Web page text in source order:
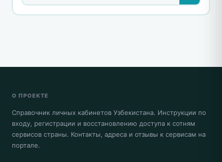
О ПРОЕКТЕ
Справочник личных кабинетов Узбекистана. Инструкции по
входу, регистрации и восстановлению доступа к сотням
сервисов страны. Контакты, адреса и отзывы к сервисам на
портале.